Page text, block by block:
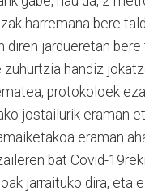
harremana bere
diren jardueretan
handiz
protokoloek
jostailurik eraman
eraman
bat Covid-
jarraituko dira, eta